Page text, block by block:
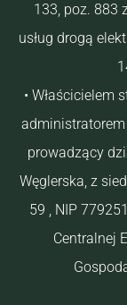
133, poz. 883
usług drogą
• Właścicielem
prowadzący
Węglerska, z
59 , NIP
Centralnej